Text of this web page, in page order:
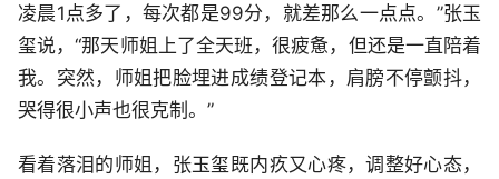
凌晨1点多了，每次都是99分，就差那么一点点。”张玉
玺说，“那天师姐上了全天班，很疲惫，但还是一直陪着
我。突然，师姐把脸埋进成绩登记本，肩膀不停颤抖，
哭得很小声也很克制。”
看着落泪的师姐，张玉玺既内疚又心疼，调整好心态，